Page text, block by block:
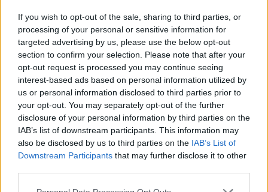
If you wish to opt-out of the sale, sharing to third parties, or
processing of your personal or sensitive information for
targeted advertising by us, please use the below opt-out
section to confirm your selection. Please note that after your
opt-out request is processed you may continue seeing
interest-based ads based on personal information utilized by
us or personal information disclosed to third parties prior to
your opt-out. You may separately opt-out of the further
disclosure of your personal information by third parties on the
IAB’s list of downstream participants. This information may
also be disclosed by us to third parties on the IAB’s List of
Downstream Participants that may further disclose it to other
Please note that this website/app uses one or more Google